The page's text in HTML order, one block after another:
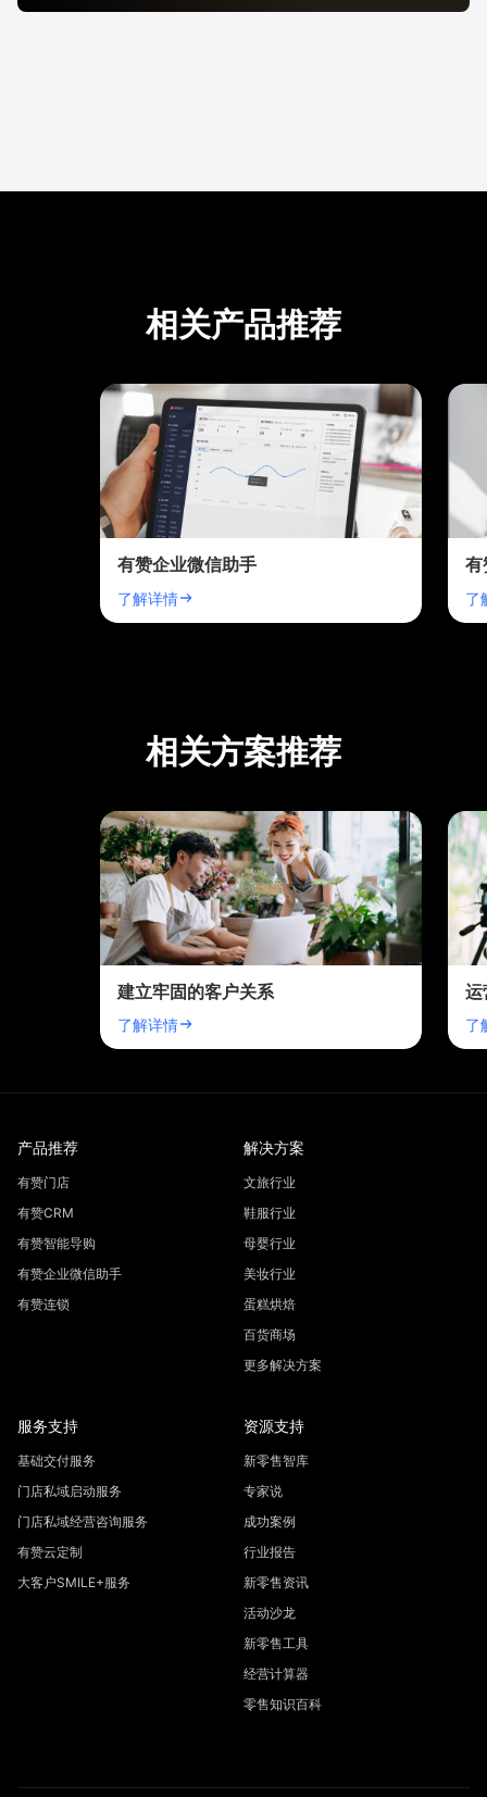
相关产品推荐
有赞企业微信助手
了解详情
有
了
相关方案推荐
建立牢固的客户关系
了解详情
运
了
产品推荐
有赞门店
有赞CRM
有赞智能导购
有赞企业微信助手
有赞连锁
解决方案
文旅行业
鞋服行业
母婴行业
美妆行业
蛋糕烘焙
百货商场
更多解决方案
服务支持
基础交付服务
门店私域启动服务
门店私域经营咨询服务
有赞云定制
大客户SMILE+服务
资源支持
新零售智库
专家说
成功案例
行业报告
新零售资讯
活动沙龙
新零售工具
经营计算器
零售知识百科